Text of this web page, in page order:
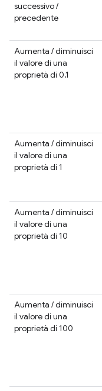
successivo /
precedente
Aumenta / diminuisci
il valore di una
proprietà di 0,1
Aumenta / diminuisci
il valore di una
proprietà di 1
Aumenta / diminuisci
il valore di una
proprietà di 10
Aumenta / diminuisci
il valore di una
proprietà di 100